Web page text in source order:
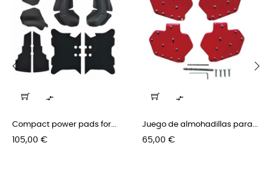

Compact power pads for...
Precio
105,00 €

Juego de almohadillas para...
Precio
65,00 €